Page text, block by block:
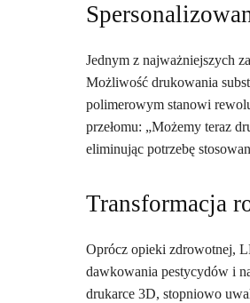
Jednym z najważniejszych
Możliwość drukowania
polimerowym stanowi
przełomu: „Możemy teraz
eliminując potrzebę
Transformacja
Oprócz opieki zdrowotnej,
dawkowania pestycydów i
drukarce 3D, stopniowo